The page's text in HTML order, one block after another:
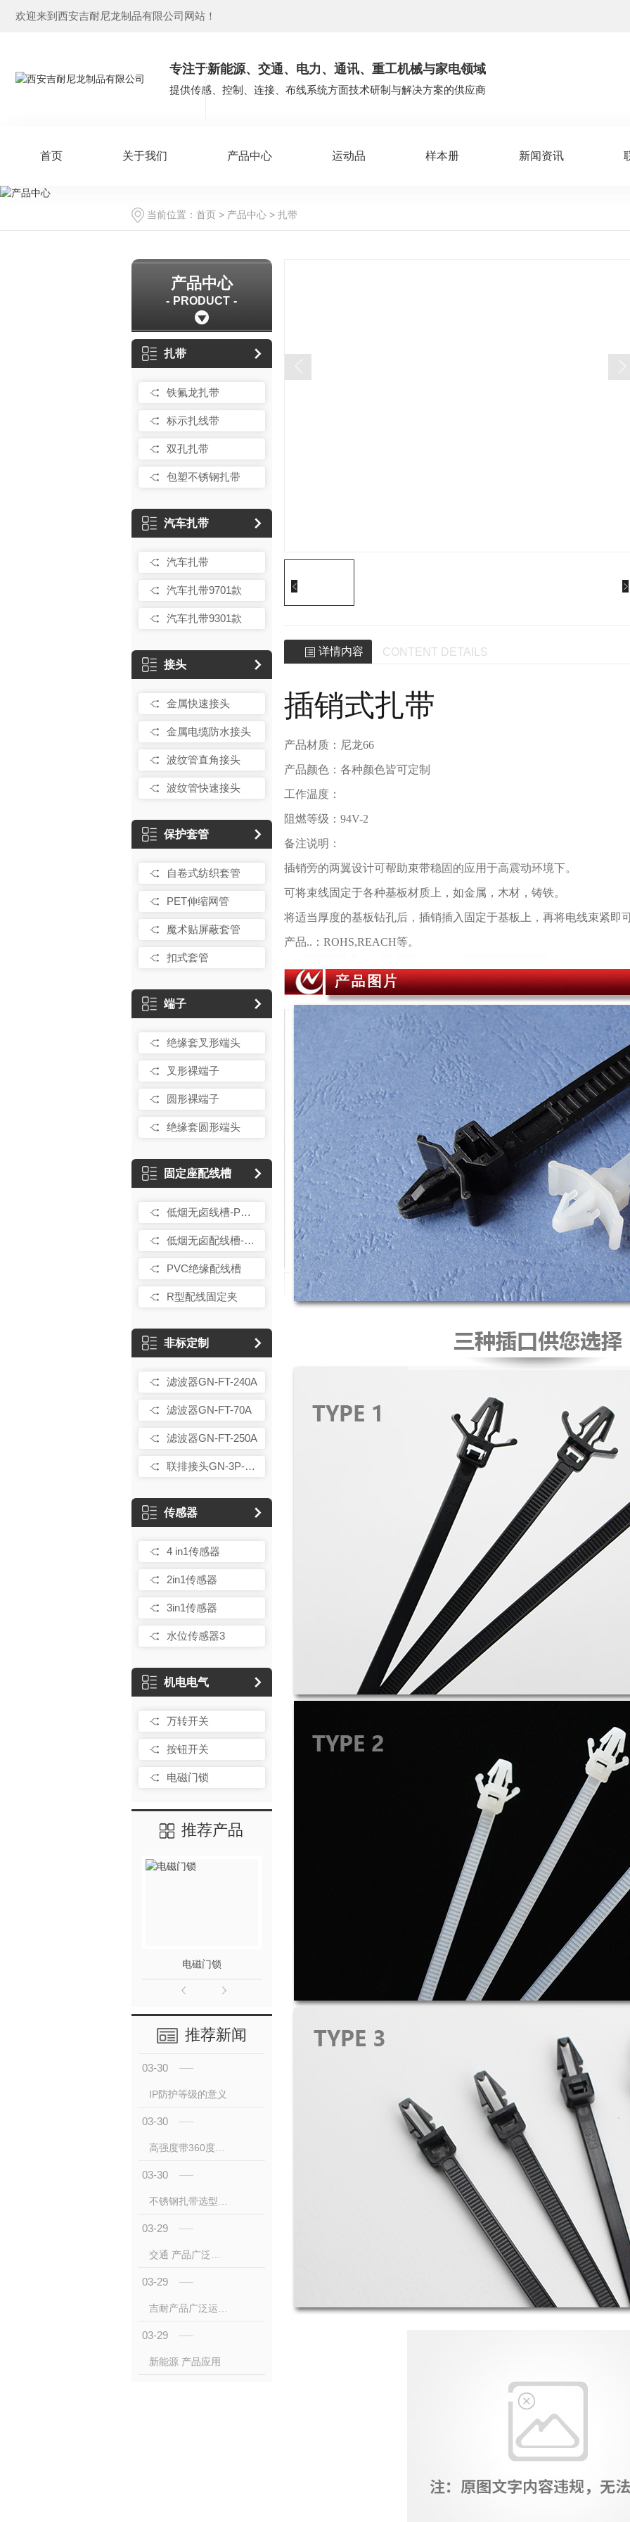
欢迎来到西安吉耐尼龙制品有限公司网站！
专注于新能源、交通、电力、通讯、重工机械与家电领域
提供传感、控制、连接、布线系统方面技术研制与解决方案的供应商
首页 关于我们 产品中心 运动品 样本册 新闻资讯
当前位置： 首页 > 产品中心 > 扎带
产品中心
PRODUCT
扎带
铁氟龙扎带
标示扎线带
双孔扎带
包塑不锈钢扎带
汽车扎带
汽车扎带
汽车扎带9701款
汽车扎带9301款
接头
金属快速接头
金属电缆防水接头
波纹管直角接头
波纹管快速接头
保护套管
自卷式纺织套管
PET伸缩网管
魔术贴屏蔽套管
扣式套管
端子
绝缘套叉形端头
叉形裸端子
圆形裸端子
绝缘套圆形端头
固定座配线槽
低烟无卤线槽-PC/ABS
低烟无卤配线槽-PPO
PVC绝缘配线槽
R型配线固定夹
非标定制
滤波器GN-FT-240A
滤波器GN-FT-70A
滤波器GN-FT-250A
联排接头GN-3P-D16
传感器
4 in1传感器
2in1传感器
3in1传感器
水位传感器3
机电电气
万转开关
按钮开关
电磁门锁
推荐产品
电磁门锁 水位传感器1
推荐新闻
03-30
IP防护等级的意义
03-30
03-30
03-29
03-29
03-29
新能源 产品应用
详情内容 CONTENT DETAILS
插销式扎带
产品材质：尼龙66
产品颜色：各种颜色皆可定制
工作温度：
阻燃等级：94V-2
备注说明：
插销旁的两翼设计可帮助束带稳固的应用于高震动环境下。
可将束线固定于各种基板材质上，如金属，木材，铸铁。
将适当厚度的基板钻孔后，插销插入固定于基板上，再将电线束紧即可
产品..：ROHS,REACH等。